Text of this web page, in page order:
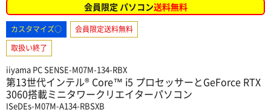
会員限定 パソコン送料無料
カスタマイズ○
会員限定送料無料
取扱い終了
iiyama PC SENSE-M07M-134-RBX
第13世代インテル® Core™ i5 プロセッサーとGeForce RTX
3060搭載ミニタワークリエイターパソコン
ISeDEs-M07M-A134-RBSXB